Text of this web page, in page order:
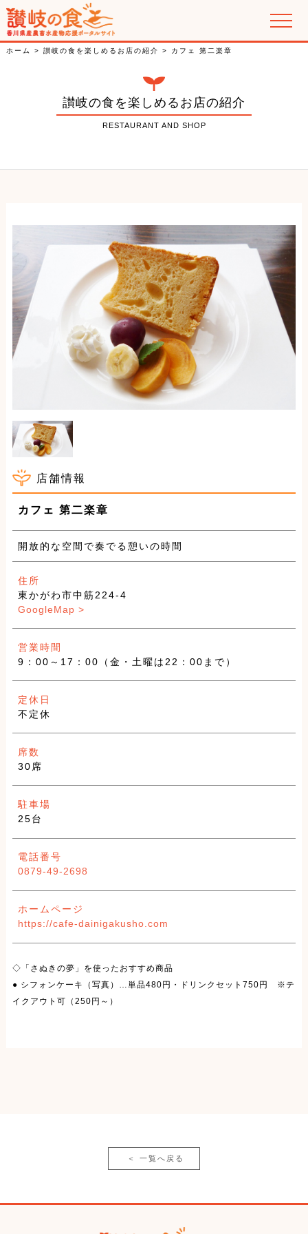
讃岐の郷土料理
特集
ホーム > 讃岐の食を楽しめるお店の紹介 > カフェ 第二楽章
讃岐の食を楽しめるお店の紹介
RESTAURANT AND SHOP
店舗情報
カフェ 第二楽章
開放的な空間で奏でる憩いの時間
住所
東かがわ市中筋224-4
GoogleMap >
営業時間
9：00～17：00（金・土曜は22：00まで）
定休日
不定休
席数
30席
駐車場
25台
電話番号
0879-49-2698
ホームページ
https://cafe-dainigakusho.com
◇「さぬきの夢」を使ったおすすめ商品
● シフォンケーキ（写真）…単品480円・ドリンクセット750円 ※テ
イクアウト可（250円～）
＜ 一覧へ戻る